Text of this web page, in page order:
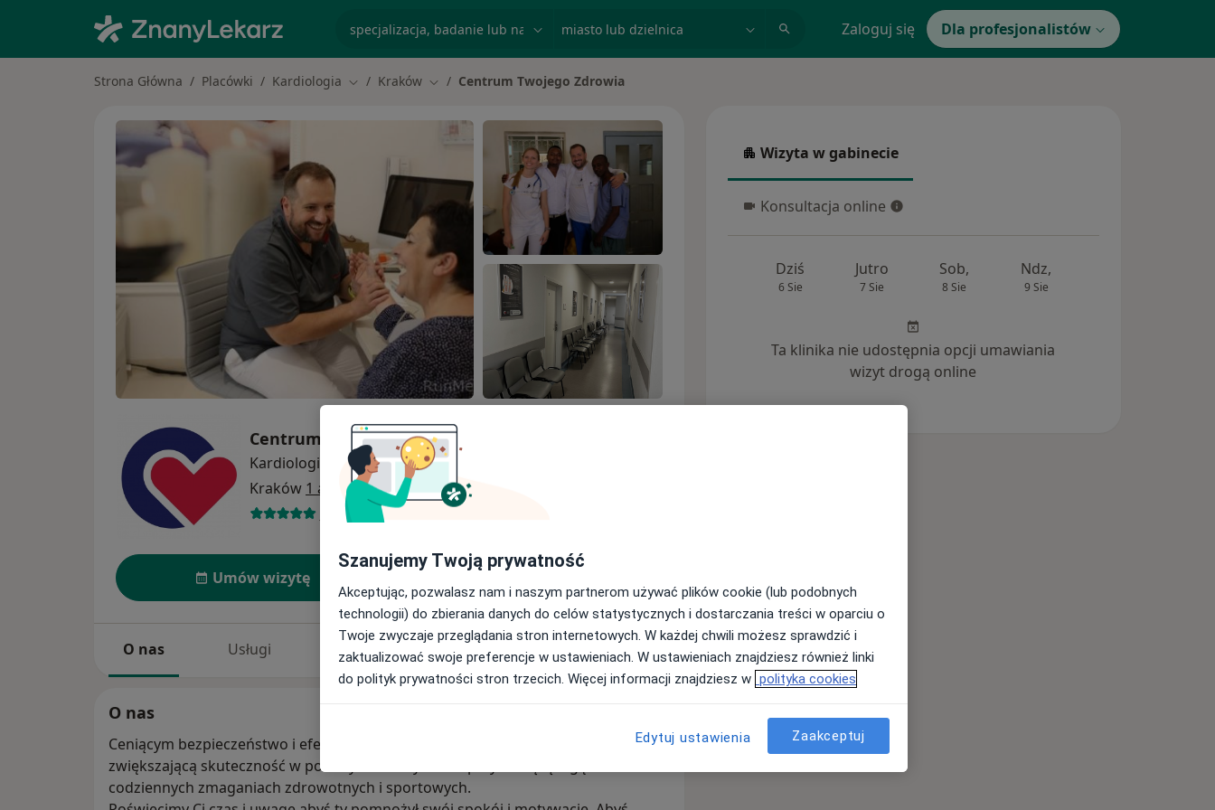
Zaloguj się Dla profesjonalistów
Strona Główna Placówki Kardiologia Zmień miasto
Kraków Zmień miasto
Centrum Twojego Zdrowia
Centrum Twojego Zdrowia
Kardiologia
więcej
Kraków 1 adres
445 opinii
Umów wizytę
O nas Usługi Specjaliści Adresy Opinie
O nas
Ceniącym bezpieczeństwo i efektywność oferujemy profesjonalną opiekę
zwiększającą skuteczność w pokonywaniu wyzwań i przynoszącą ulgę w
codziennych zmaganiach zdrowotnych i sportowych.
Wizyta w gabinecie
Wizyta w gabinecie
Konsultacja online
Konsultacja online
Dziś
6 Sie
Jutro
7 Sie
Sob,
8 Sie
Ndz,
9 Sie
Ta klinika nie udostępnia opcji umawiania
wizyt drogą online
Szanujemy Twoją prywatność
Akceptując, pozwalasz nam i naszym partnerom używać plików cookie (lub podobnych
technologii) do zbierania danych do celów statystycznych i dostarczania treści w oparciu o
Twoje zwyczaje przeglądania stron internetowych. W każdej chwili możesz sprawdzić i
zaktualizować swoje preferencje w ustawieniach. W ustawieniach znajdziesz również linki
do polityk prywatności stron trzecich. Więcej informacji znajdziesz w polityka cookies
Edytuj ustawienia Zaakceptuj